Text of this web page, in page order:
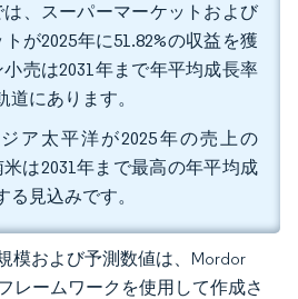
、スーパーマーケットおよび
が2025年に51.82%の収益を獲
売は2031年まで年平均成長率
道にあります。
ア太平洋が2025年の売上の
米は2031年まで最高の年平均成
る見込みです。
模および予測数値は、Mordor
レームワークを使用して作成さ